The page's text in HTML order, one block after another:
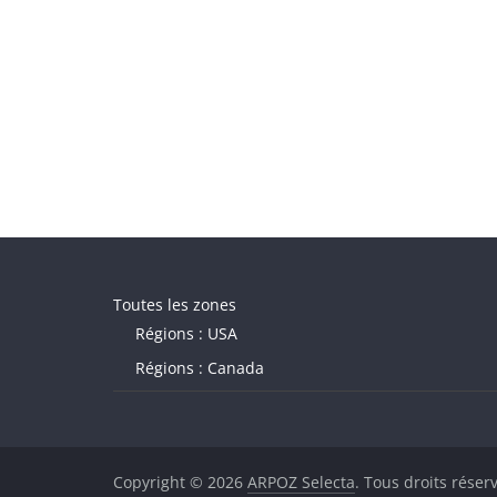
Toutes les zones
Régions : USA
Régions : Canada
Copyright © 2026 ARPOZ Selecta. Tous droits